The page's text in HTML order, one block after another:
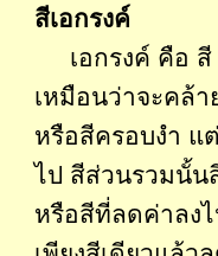
สีเอกรงค์
เอกรงค์ คือ สี
เหมือนว่าจะคล้
หรือสีครอบงำ แ
ไป สีส่วนรวมนั้น
หรือสีที่ลดค่าลง